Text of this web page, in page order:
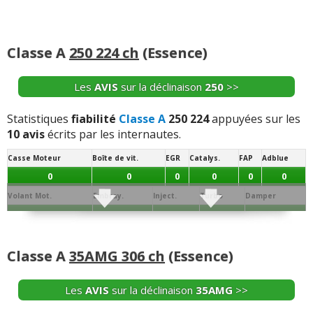
Classe A 250 224 ch (Essence)
Les AVIS sur la déclinaison 250 >>
Statistiques fiabilité Classe A 250 224appuyées sur les
10 avisécrits par les internautes.
Casse Moteur Boîte de vit. EGR Catalys. FAP Adblue
0 0 0 0 0 0
Volant Mot. Embray. Inject. Turbo Damper
0 0 0 0 0
1 8 3 0 0
Démar. Echang. / refroid. Ppe à Eau Ppe à huile Sonde / capteur Débitm.
0 0 0 3 0 0
Classe A35AMG 306 ch (Essence)
Les AVIS sur la déclinaison 35AMG >>